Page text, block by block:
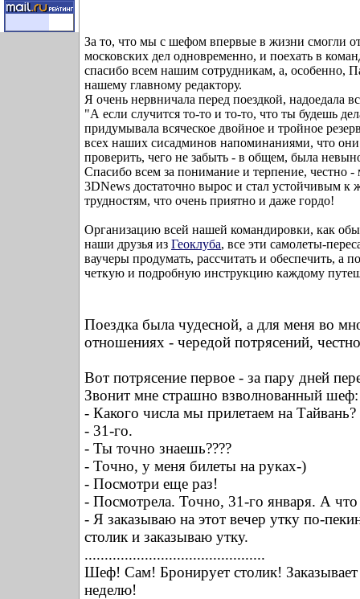
За то, что мы с шефом впервые в жизни смогли
московских дел одновременно, и поехать в
спасибо всем нашим сотрудникам, а, особенно,
нашему главному редактору.
Я очень нервничала перед поездкой, надоедала
"А если случится то-то и то-то, что ты будешь
придумывала всяческое двойное и тройное
всех наших сисадминов напоминаниями, что
проверить, чего не забыть - в общем, была
Спасибо всем за понимание и терпение, честно -
3DNews достаточно вырос и стал устойчивым к
трудностям, что очень приятно и даже гордо!
Организацию всей нашей командировки, как
наши друзья из Геоклуба, все эти самолеты-
ваучеры продумать, рассчитать и обеспечить, а
четкую и подробную инструкцию каждому
Поездка была чудесной, а для меня во
отношениях - чередой потрясений,
Вот потрясение первое - за пару дней
Звонит мне страшно взволнованный шеф:
- Какого числа мы прилетаем на Тайвань?
- 31-го.
- Ты точно знаешь????
- Точно, у меня билеты на руках-)
- Посмотри еще раз!
- Посмотрела. Точно, 31-го января. А что
- Я заказываю на этот вечер утку по-
столик и заказываю утку.
.............................................
Шеф! Сам! Бронирует столик!
неделю!